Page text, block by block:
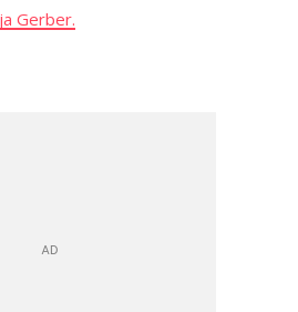
Gerber.